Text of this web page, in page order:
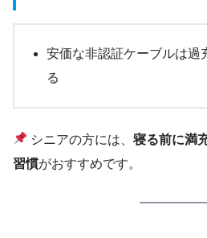
安価な非認証ケーブルは過
る
シニアの方には、寝る前に満
習慣がおすすめです。